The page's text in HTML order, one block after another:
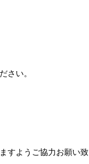
さい。
すようご協力お願い致